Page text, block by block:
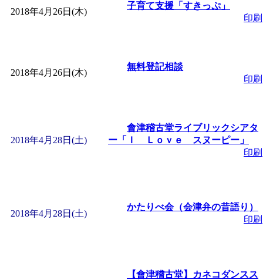
2018年4月26日(木)
子育て支援「すきっぷ」
印刷
2018年4月26日(木)
無料登記相談
印刷
2018年4月28日(土)
會津稽古堂ライブリックシアタ
ー「Ｉ Ｌｏｖｅ スヌーピー」
印刷
2018年4月28日(土)
かたりべ会（会津弁の昔語り）
印刷
【會津稽古堂】カネコダンスス